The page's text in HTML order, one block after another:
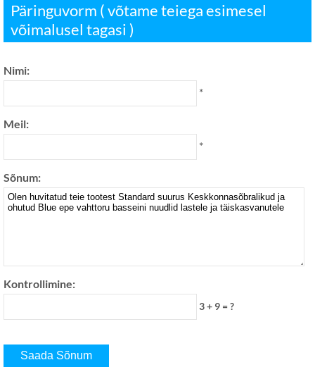
Päringuvorm ( võtame teiega esimesel
võimalusel tagasi )
Nimi:
*
Meil:
*
Sõnum:
Kontrollimine:
3 + 9 = ?